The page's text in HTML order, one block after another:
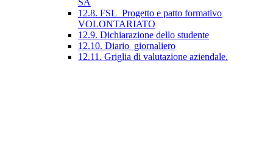
SA
12.8. FSL_Progetto e patto formativo
VOLONTARIATO
12.9. Dichiarazione dello studente
12.10. Diario_giornaliero
12.11. Griglia di valutazione aziendale.